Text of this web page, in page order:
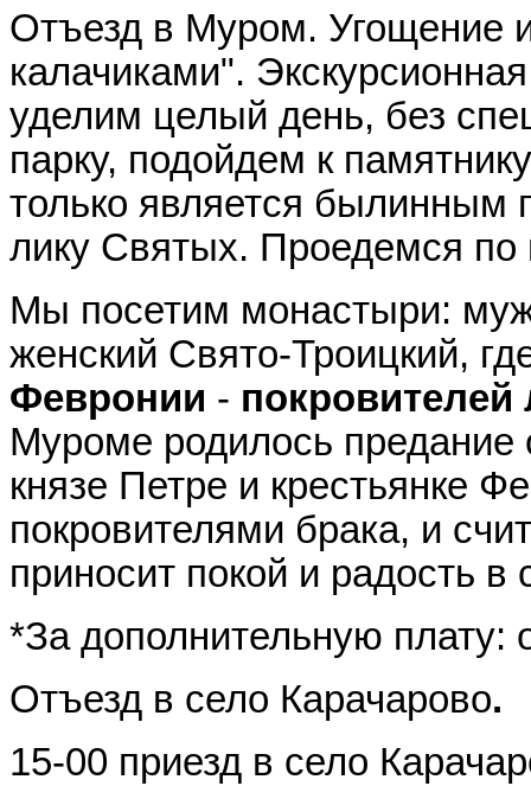
Отъезд в Муром. Угощение
калачиками".
уделим целый день, без
парку, подойдем к
только является былинным
лику Святых. Проедемся по
Мы посетим монастыри:
женский Свято-Троицкий,
Февронии -
Муроме родилось
князе Петре и крестьянке
покровителями брака, и
приносит покой и радость
*За дополнительную плату:
Отъезд в село Карачарово.
15-00 приезд в село